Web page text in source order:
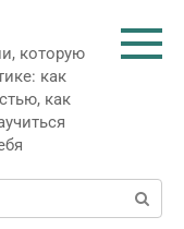
которую
как
как